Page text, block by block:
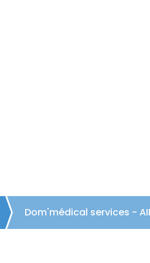
Dom'médical services -